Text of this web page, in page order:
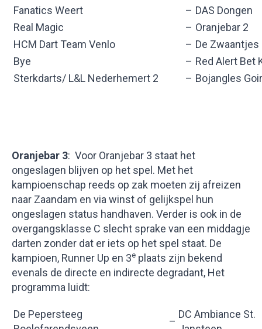
Fanatics Weert – DAS Dongen
Real Magic
– Oranjebar 2
HCM Dart Team Venlo
– De Zwaantjes
Bye
– Red Alert Bet
Sterkdarts/ L&L Nederhemert 2
– Bojangles
Oranjebar 3: Voor Oranjebar 3 staat het
ongeslagen blijven op het spel. Met het
kampioenschap reeds op zak moeten zij afreizen
naar Zaandam en via winst of gelijkspel hun
ongeslagen status handhaven. Verder is ook in de
overgangsklasse C slecht sprake van een middagje
darten zonder dat er iets op het spel staat. De
kampioen, Runner Up en 3e plaats zijn bekend
evenals de directe en indirecte degradant, Het
programma luidt:
De Pepersteeg
–
DC Ambiance St.